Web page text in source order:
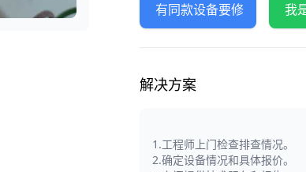
有同款设备要修 我
解决方案
1.工程师上门检查排查情况。
2.确定设备情况和具体报价。